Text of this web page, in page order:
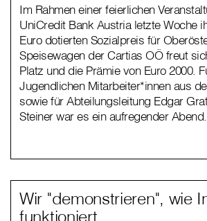
Im Rahmen einer feierlichen
UniCredit Bank Austria letzte Woche
Euro dotierten Sozialpreis für
Speisewagen der Cartias OÖ freut
Platz und die Prämie von Euro 2000.
Jugendlichen Mitarbeiter*innen aus
sowie für Abteilungsleitung Edgar
Steiner war es ein aufregender Abend.
Wir "demonstrieren", wie
funktioniert